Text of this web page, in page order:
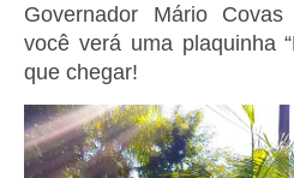
Governador Mário
você verá uma plaquinha
que chegar!